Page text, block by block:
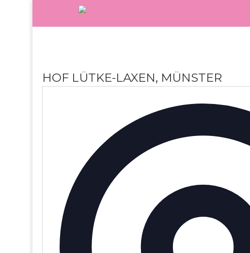
HOF LÜTKE-LAXEN, MÜNSTER